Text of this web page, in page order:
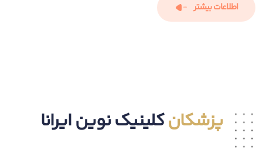
اطلاعات بیشتر
پزشکانکلینیک نوین ایرانا